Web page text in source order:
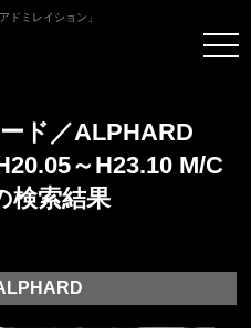
ドミレイション」
ド／ALPHARD
～H23.10 M/C
検索結果